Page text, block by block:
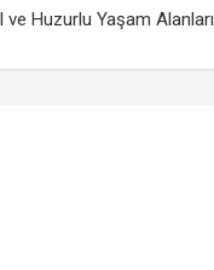
ve Huzurlu Yaşam Alanları